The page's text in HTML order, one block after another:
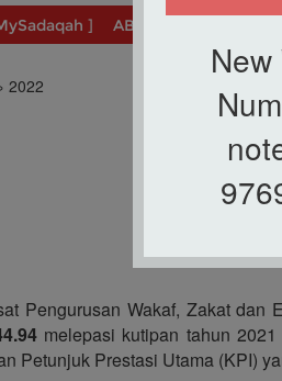
] ABOUT US
2022
Pengurusan Wakaf, Zakat
melepasi kutipan tahun
Petunjuk Prestasi Utama (KPI)